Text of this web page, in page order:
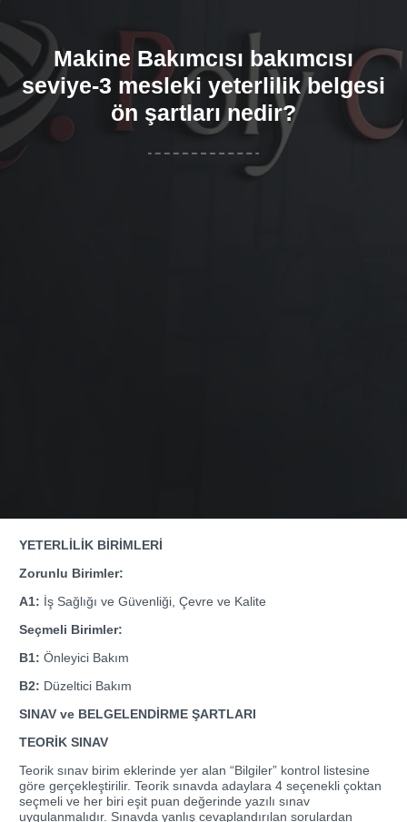
Makine Bakımcısı bakımcısı
seviye-3 mesleki yeterlilik belgesi
ön şartları nedir?
YETERLİLİK BİRİMLERİ
Zorunlu Birimler:
A1: İş Sağlığı ve Güvenliği, Çevre ve Kalite
Seçmeli Birimler:
B1: Önleyici Bakım
B2: Düzeltici Bakım
SINAV ve BELGELENDİRME ŞARTLARI
TEORİK SINAV
Teorik sınav birim eklerinde yer alan “Bilgiler” kontrol listesine
göre gerçekleştirilir. Teorik sınavda adaylara 4 seçenekli çoktan
seçmeli ve her biri eşit puan değerinde yazılı sınav
uygulanmalıdır. Sınavda yanlış cevaplandırılan sorulardan